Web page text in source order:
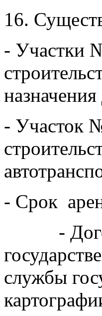
16.
- Участки
- Участок
- Срок
-
службы